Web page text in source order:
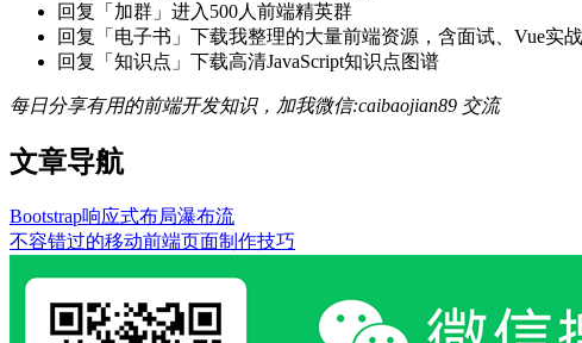
回复「加群」进入500人前端精英群
回复「电子书」下载我整理的大量前端资源，含面试、Vue实战
回复「知识点」下载高清JavaScript知识点图谱
每日分享有用的前端开发知识，加我微信:caibaojian89 交流
文章导航
Bootstrap响应式布局瀑布流
不容错过的移动前端页面制作技巧